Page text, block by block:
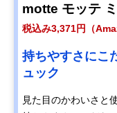
motte モッテ
税込み3,371円（
持ちやすさにこ
ュック
見た目のかわいさと